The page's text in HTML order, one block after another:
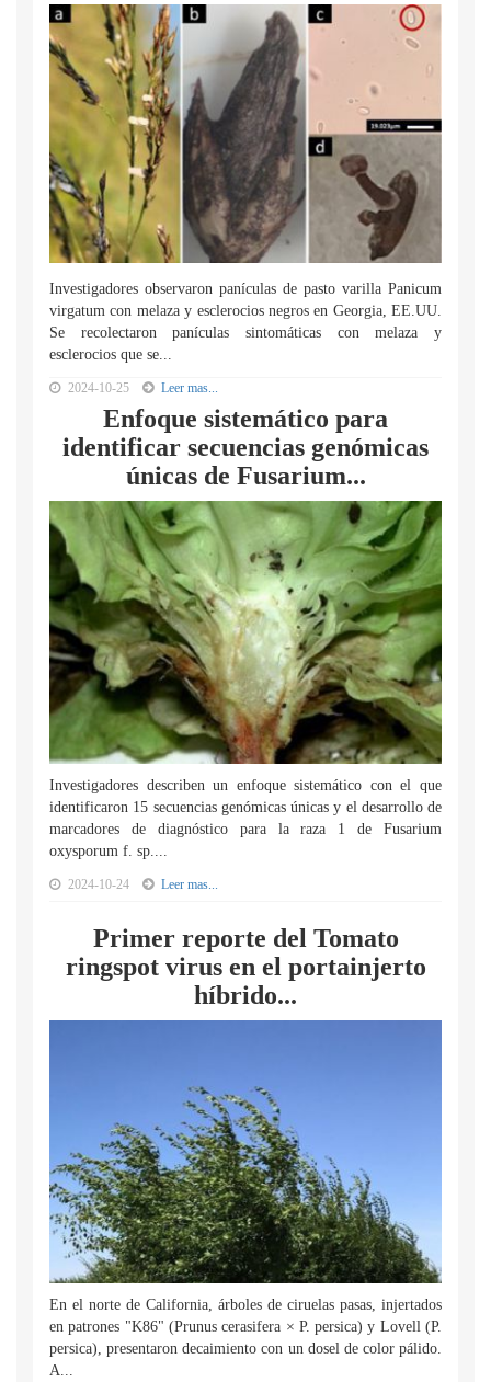
Investigadores observaron panículas de pasto varilla Panicum
virgatum con melaza y esclerocios negros en Georgia, EE.UU.
Se recolectaron panículas sintomáticas con melaza y
esclerocios que se...
2024-10-25 Leer mas...
Enfoque sistemático para
identificar secuencias genómicas
únicas de Fusarium...
Investigadores describen un enfoque sistemático con el que
identificaron 15 secuencias genómicas únicas y el desarrollo de
marcadores de diagnóstico para la raza 1 de Fusarium
oxysporum f. sp....
2024-10-24 Leer mas...
Primer reporte del Tomato
ringspot virus en el portainjerto
híbrido...
En el norte de California, árboles de ciruelas pasas, injertados
en patrones "K86" (Prunus cerasifera × P. persica) y Lovell (P.
persica), presentaron decaimiento con un dosel de color pálido.
A...